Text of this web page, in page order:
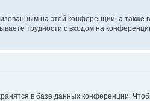
на этой конференции, а
трудности с входом на
в базе данных конференции.